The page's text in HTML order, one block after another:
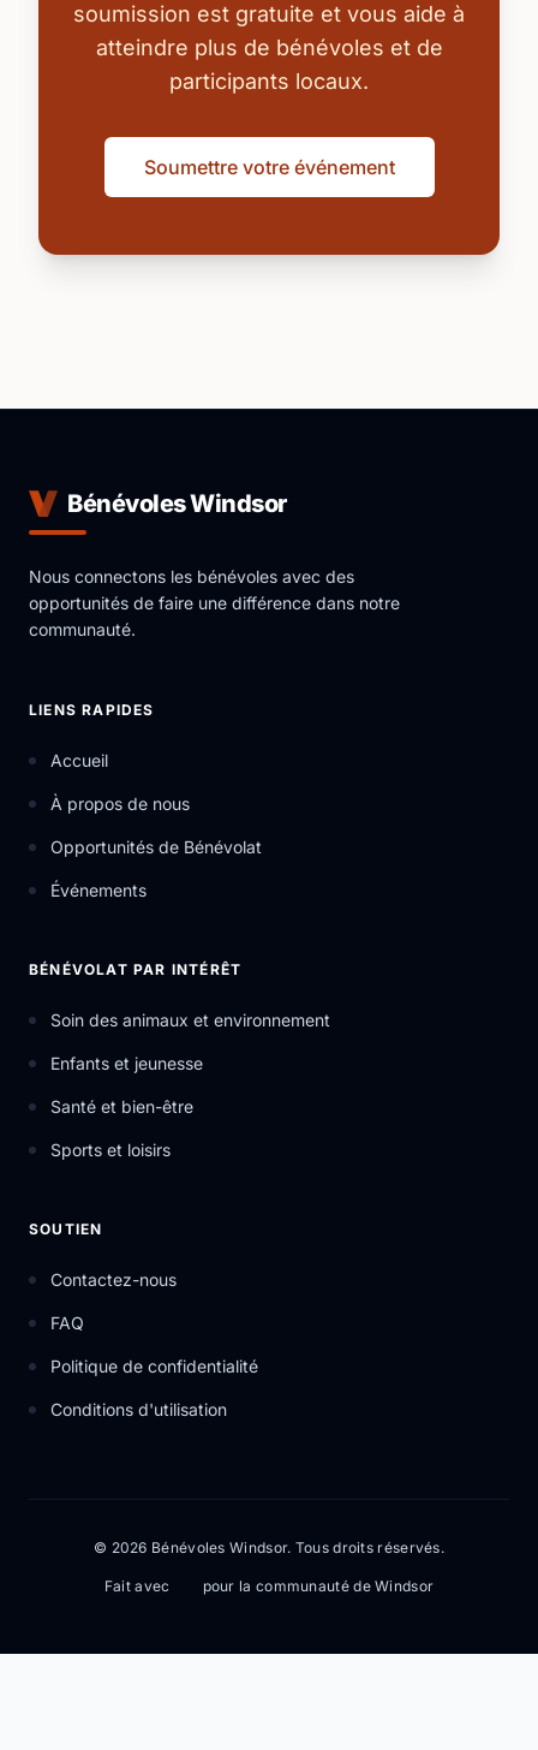
soumission est gratuite et vous aide à
atteindre plus de bénévoles et de
participants locaux.
Soumettre votre événement
Bénévoles Windsor
Nous connectons les bénévoles avec des
opportunités de faire une différence dans notre
communauté.
LIENS RAPIDES
Accueil
À propos de nous
Opportunités de Bénévolat
Événements
BÉNÉVOLAT PAR INTÉRÊT
Soin des animaux et environnement
Enfants et jeunesse
Santé et bien-être
Sports et loisirs
SOUTIEN
Contactez-nous
FAQ
Politique de confidentialité
Conditions d'utilisation
© 2026 Bénévoles Windsor. Tous droits réservés.
Fait avec pour la communauté de Windsor